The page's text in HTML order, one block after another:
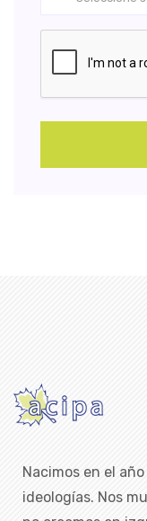
Nacimos en el
ideologías. Nos